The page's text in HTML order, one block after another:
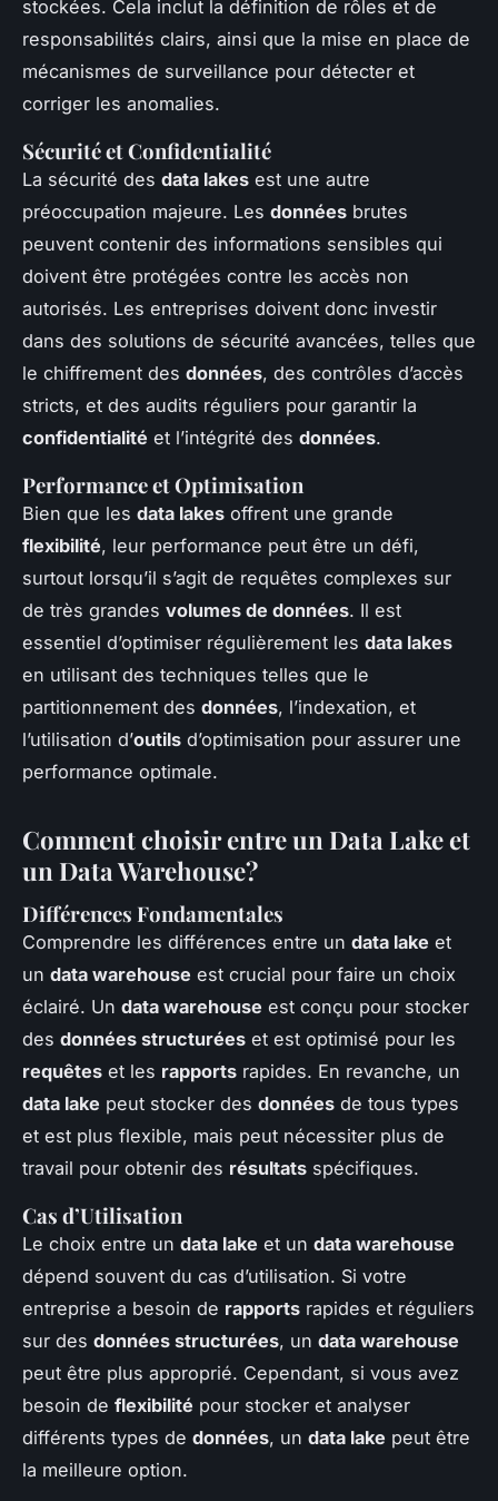
stockées. Cela inclut la définition de rôles et de
responsabilités clairs, ainsi que la mise en place de
mécanismes de surveillance pour détecter et
corriger les anomalies.
Sécurité et Confidentialité
La sécurité des data lakes est une autre
préoccupation majeure. Les données brutes
peuvent contenir des informations sensibles qui
doivent être protégées contre les accès non
autorisés. Les entreprises doivent donc investir
dans des solutions de sécurité avancées, telles que
le chiffrement des données, des contrôles d’accès
stricts, et des audits réguliers pour garantir la
confidentialité et l’intégrité des données.
Performance et Optimisation
Bien que les data lakes offrent une grande
flexibilité, leur performance peut être un défi,
surtout lorsqu’il s’agit de requêtes complexes sur
de très grandes volumes de données. Il est
essentiel d’optimiser régulièrement les data lakes
en utilisant des techniques telles que le
partitionnement des données, l’indexation, et
l’utilisation d’outils d’optimisation pour assurer une
performance optimale.
Comment choisir entre un Data Lake et
un Data Warehouse?
Différences Fondamentales
Comprendre les différences entre un data lake et
un data warehouse est crucial pour faire un choix
éclairé. Un data warehouse est conçu pour stocker
des données structurées et est optimisé pour les
requêtes et les rapports rapides. En revanche, un
data lake peut stocker des données de tous types
et est plus flexible, mais peut nécessiter plus de
travail pour obtenir des résultats spécifiques.
Cas d’Utilisation
Le choix entre un data lake et un data warehouse
dépend souvent du cas d’utilisation. Si votre
entreprise a besoin de rapports rapides et réguliers
sur des données structurées, un data warehouse
peut être plus approprié. Cependant, si vous avez
besoin de flexibilité pour stocker et analyser
différents types de données, un data lake peut être
la meilleure option.